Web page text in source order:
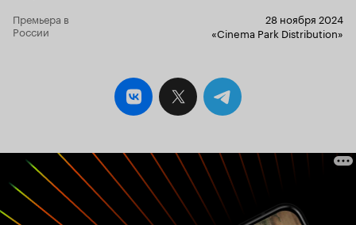
Премьера в
России
28 ноября 2024
«Cinema Park Distribution»